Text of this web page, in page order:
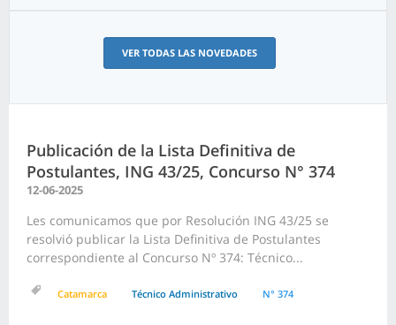
VER TODAS LAS NOVEDADES
Publicación de la Lista Definitiva de
Postulantes, ING 43/25, Concurso N° 374
12-06-2025
Les comunicamos que por Resolución ING 43/25 se
resolvió publicar la Lista Definitiva de Postulantes
correspondiente al Concurso Nº 374: Técnico...
Catamarca Técnico Administrativo N° 374